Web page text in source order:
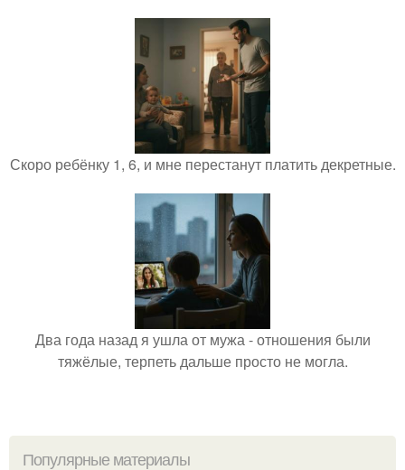
Скоро ребёнку 1, 6, и мне перестанут платить декретные.
Два года назад я ушла от мужа - отношения были
тяжёлые, терпеть дальше просто не могла.
Популярные материалы